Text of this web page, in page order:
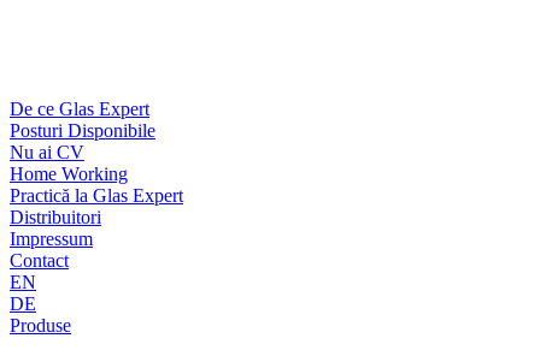
De ce Glas Expert
Posturi Disponibile
Nu ai CV
Home Working
Practică la Glas Expert
Distribuitori
Impressum
Contact
EN
DE
Produse